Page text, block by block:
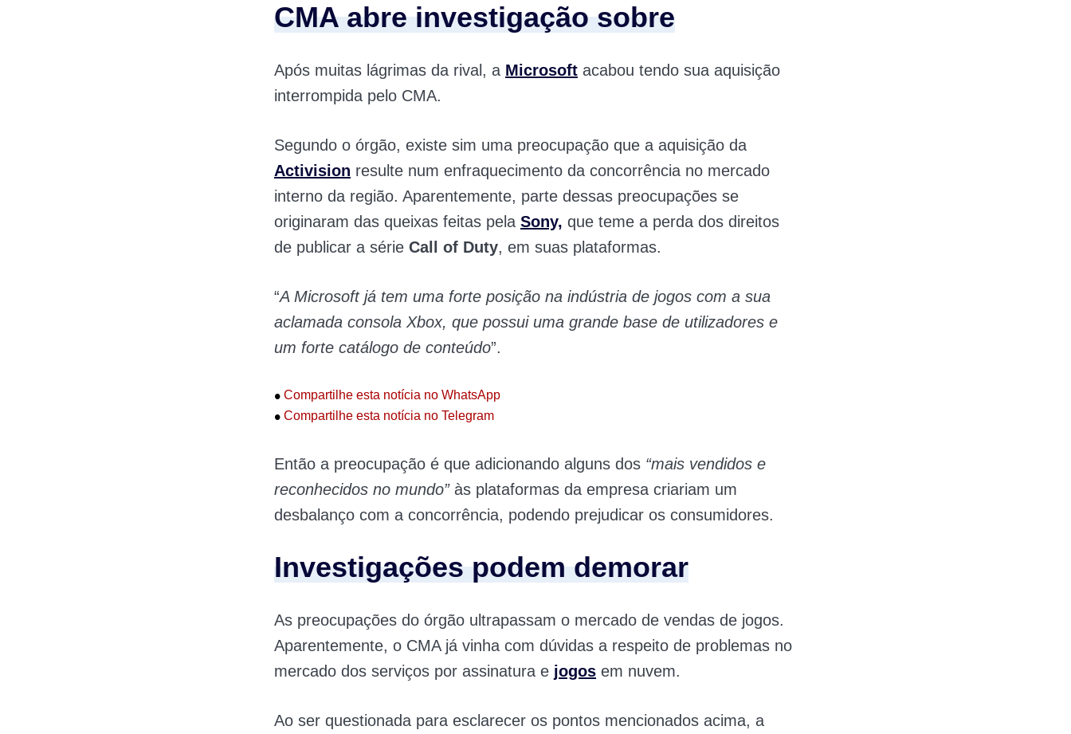
CMA abre investigação sobre
Após muitas lágrimas da rival, a Microsoft acabou tendo sua aquisição
interrompida pelo CMA.
Segundo o órgão, existe sim uma preocupação que a aquisição da
Activision resulte num enfraquecimento da concorrência no mercado
interno da região. Aparentemente, parte dessas preocupações se
originaram das queixas feitas pela Sony, que teme a perda dos direitos
de publicar a série Call of Duty, em suas plataformas.
“A Microsoft já tem uma forte posição na indústria de jogos com a sua
aclamada consola Xbox, que possui uma grande base de utilizadores e
um forte catálogo de conteúdo”.
• Compartilhe esta notícia no WhatsApp
• Compartilhe esta notícia no Telegram
Então a preocupação é que adicionando alguns dos “mais vendidos e
reconhecidos no mundo”às plataformas da empresa criariam um
desbalanço com a concorrência, podendo prejudicar os consumidores.
Investigações podem demorar
As preocupações do órgão ultrapassam o mercado de vendas de jogos.
Aparentemente, o CMA já vinha com dúvidas a respeito de problemas no
mercado dos serviços por assinatura e jogos em nuvem.
Ao ser questionada para esclarecer os pontos mencionados acima, a